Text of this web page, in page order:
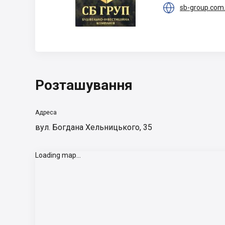
 sb-
Розташування
Адреса
вул. Богдана Хельницького, 35
Loading map...